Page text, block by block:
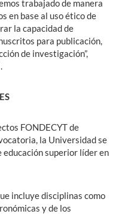
trabajado de manera
en base al uso ético de
la capacidad de
para publicación,
de investigación”,
FONDECYT de
la Universidad se
superior líder en
incluye disciplinas como
y de los